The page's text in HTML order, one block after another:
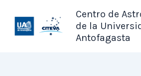
contenido
Centro de
de la
Antofagasta